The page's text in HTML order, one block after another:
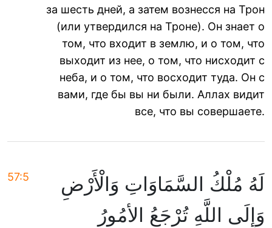
за шесть дней, а затем вознесся на Трон
(или утвердился на Троне). Он знает о
том, что входит в землю, и о том, что
выходит из нее, о том, что нисходит с
неба, и о том, что восходит туда. Он с
вами, где бы вы ни были. Аллах видит
все, что вы совершаете.
57:5
لَهُ مُلْكُ السَّمَاوَاتِ وَالْأَرْضِ
وَإِلَى اللَّهِ تُرْجَعُ الأمُورُ